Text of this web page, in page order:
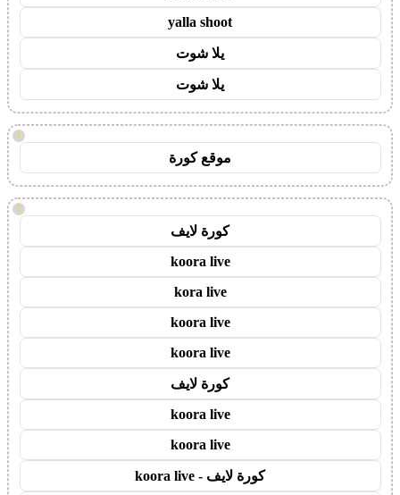
yalla shoot
يلا شوت
يلا شوت
!
موقع كورة
!
كورة لايف
koora live
kora live
koora live
koora live
كورة لايف
koora live
koora live
كورة لايف - koora live